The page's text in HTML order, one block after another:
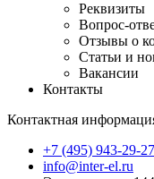
Реквизиты
Вопрос-
Отзывы о
Статьи и
Вакансии
Контакты
Контактная
+7 (495) 943-29-27
info@inter-el.ru